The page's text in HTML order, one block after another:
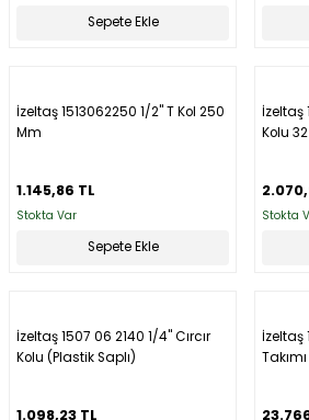
Sepete Ekle
İzeltaş 1513062250 1/2'' T Kol 250
Mm
1.145,86 TL
Stokta Var
Sepete Ekle
İzeltaş
Kolu
Stokta
İzeltaş 1507 06 2140 1/4'' Cırcır
Kolu (Plastik Saplı)
1.098,23 TL
İzeltaş